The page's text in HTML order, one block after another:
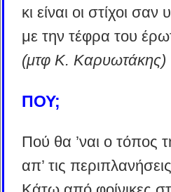
κι είναι οι στίχοι σαν
με την τέφρα του
(μτφ K. Kαρυωτάκης)
ΠΟΥ;
Πού θα ’ναι ο τόπος
απ’ τις